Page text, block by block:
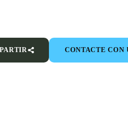
CONTACTE CON